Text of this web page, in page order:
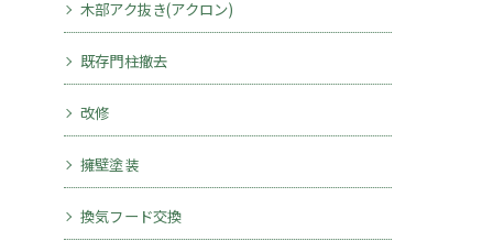
木部アク抜き(アクロン)
既存門柱撤去
改修
擁壁塗装
換気フード交換